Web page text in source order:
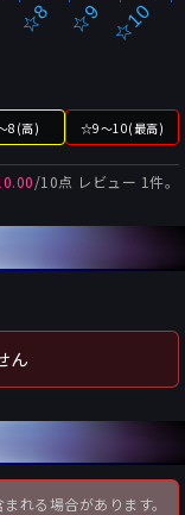
☆8 ☆9 ☆10
8(高) ☆9～10(最高)
/10点 レビュー 1件。
ん
れる場合があります。